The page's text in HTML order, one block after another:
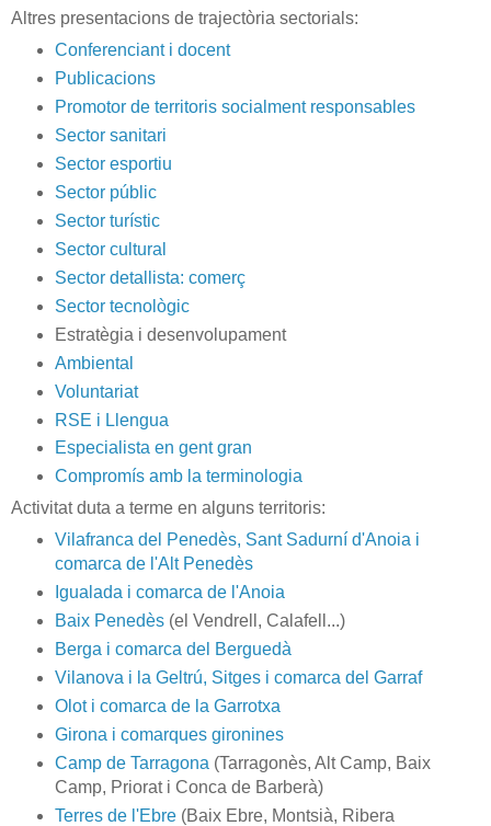
Altres presentacions de trajectòria sectorials:
Conferenciant i docent
Publicacions
Promotor de territoris socialment responsables
Sector sanitari
Sector esportiu
Sector públic
Sector turístic
Sector cultural
Sector detallista: comerç
Sector tecnològic
Estratègia i desenvolupament
Ambiental
Voluntariat
RSE i Llengua
Especialista en gent gran
Compromís amb la terminologia
Activitat duta a terme en alguns territoris:
Vilafranca del Penedès, Sant Sadurní d'Anoia i
comarca de l'Alt Penedès
Igualada i comarca de l'Anoia
Baix Penedès(el Vendrell, Calafell...)
Berga i comarca del Berguedà
Vilanova i la Geltrú, Sitges i comarca del Garraf
Olot i comarca de la Garrotxa
Girona i comarques gironines
Camp de Tarragona (Tarragonès, Alt Camp, Baix
Camp, Priorat i Conca de Barberà)
Terres de l'Ebre(Baix Ebre, Montsià, Ribera